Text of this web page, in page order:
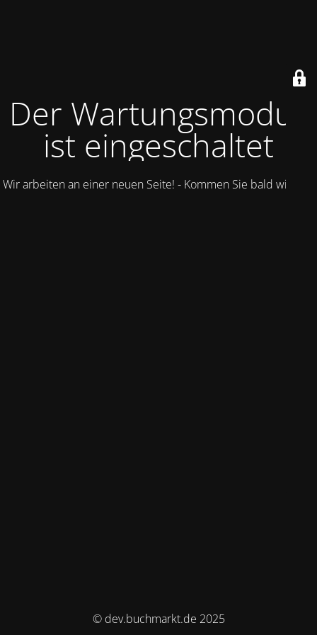
Der Wartungsmodus
ist eingeschaltet
Wir arbeiten an einer neuen Seite! - Kommen Sie bald wieder.
© dev.buchmarkt.de 2025